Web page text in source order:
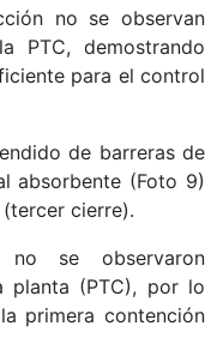
no se observan
PTC, demostrando
para el control
de barreras de
absorbente (Foto 9)
cierre).
no se observaron
planta (PTC), por lo
primera contención